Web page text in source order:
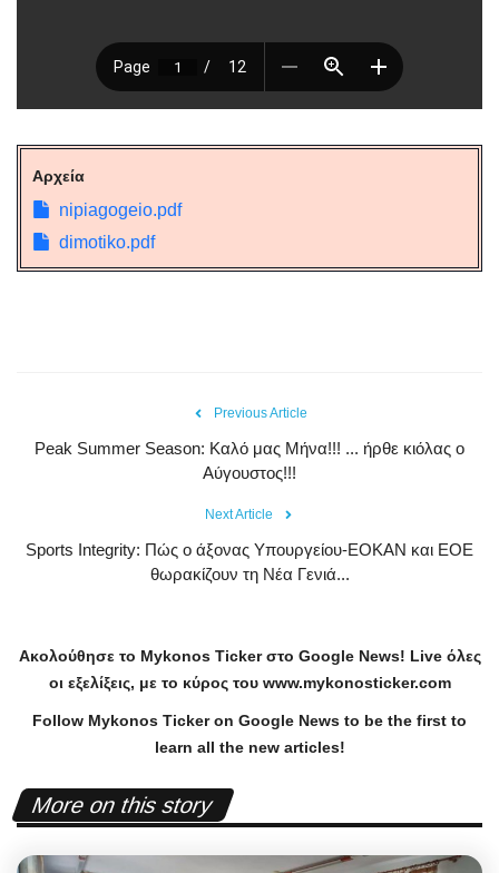
Αρχεία
nipiagogeio.pdf
dimotiko.pdf
Previous Article
Peak Summer Season: Kαλό μας Μήνα!!! ... ήρθε κιόλας ο
Αύγουστος!!!
Next Article
Sports Integrity: Πώς ο άξονας Υπουργείου-ΕΟΚΑΝ και ΕΟΕ
θωρακίζουν τη Νέα Γενιά...
Ακολούθησε το Mykonos Tickerστο Google News! Liveόλες
οι εξελίξεις, με το κύρος του www.mykonosticker.com
Follow Mykonos Ticker on Google News to be the first to
learn all the new articles!
More on this story